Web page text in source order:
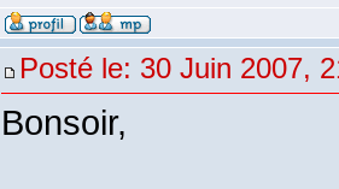
Posté le: 30 Juin 2007,
Bonsoir,